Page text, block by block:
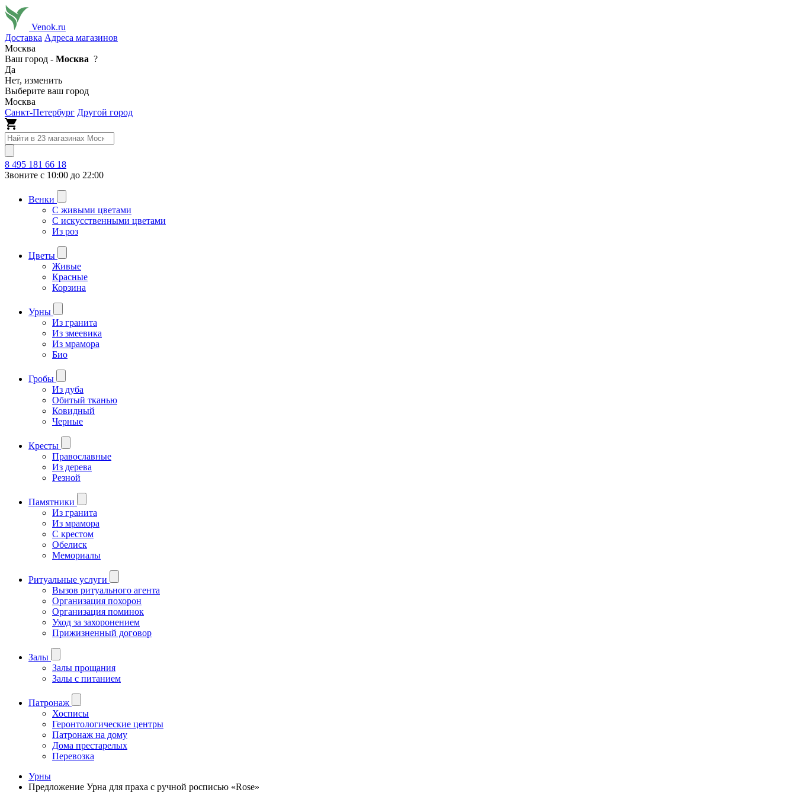
Venok.ru
Доставка Адреса магазинов
Москва
Ваш город - Москва ?
Да
Нет, изменить
Выберите ваш город
Москва
Санкт-Петербург Другой город
8 495 181 66 18
Звоните с 10:00 до 22:00
Венки
С живыми цветами
С искусственными цветами
Из роз
Цветы
Живые
Красные
Корзина
Урны
Из гранита
Из змеевика
Из мрамора
Био
Гробы
Из дуба
Обитый тканью
Ковидный
Черные
Кресты
Православные
Из дерева
Резной
Памятники
Из гранита
Из мрамора
С крестом
Обелиск
Мемориалы
Ритуальные услуги
Вызов ритуального агента
Организация похорон
Организация поминок
Уход за захоронением
Прижизненный договор
Залы
Залы прощания
Залы с питанием
Патронаж
Хосписы
Геронтологические центры
Патронаж на дому
Дома престарелых
Перевозка
Урны
Предложение Урна для праха с ручной росписью «Rose»